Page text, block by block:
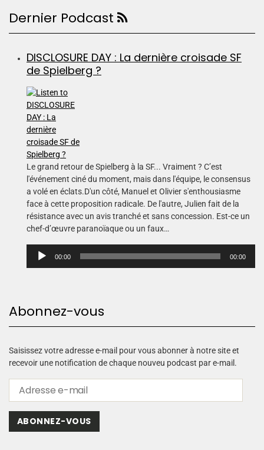
Dernier Podcast
DISCLOSURE DAY : La dernière croisade SF
de Spielberg ?
Le grand retour de Spielberg à la SF... Vraiment ? C’est
l'événement ciné du moment, mais dans l'équipe, le consensus
a volé en éclats.D'un côté, Manuel et Olivier s'enthousiasme
face à cette proposition radicale. De l'autre, Julien fait de la
résistance avec un avis tranché et sans concession. Est-ce un
chef-d’œuvre paranoïaque ou un faux…
u
u
d
o
00:00 00:00
Abonnez-vous
Saisissez votre adresse e-mail pour vous abonner à notre site et
recevoir une notification de chaque nouveu podcast par e-mail.
ABONNEZ-VOUS